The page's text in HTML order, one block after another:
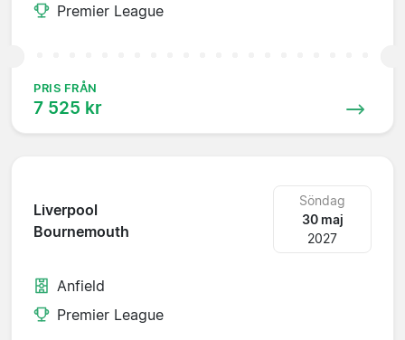
Premier League
PRIS FRÅN
7 525 kr
Liverpool
Bournemouth
Söndag
30 maj
2027
Anfield
Premier League